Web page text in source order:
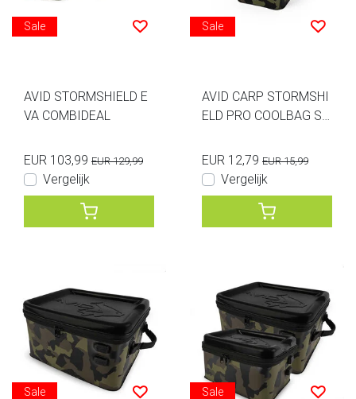
Sale
AVID STORMSHIELD E
VA COMBIDEAL
EUR 103,99 EUR 129,99
Vergelijk
Sale
AVID CARP STORMSHI
ELD PRO COOLBAG SM
EUR 12,79 EUR 15,99
Vergelijk
Sale Sale